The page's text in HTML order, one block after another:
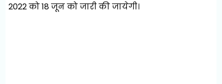
2022 को 18 जून को जारी की जायेगी।